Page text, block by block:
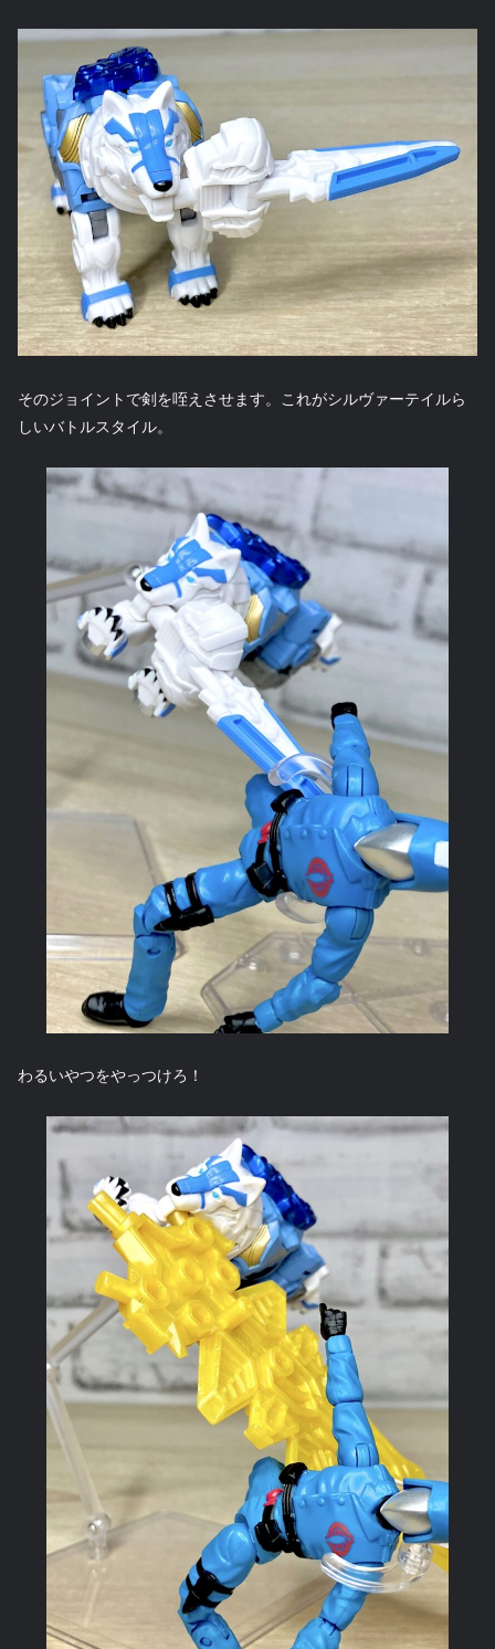
そのジョイントで剣を咥えさせます。これがシルヴァーテイルら
しいバトルスタイル。
わるいやつをやっつけろ！